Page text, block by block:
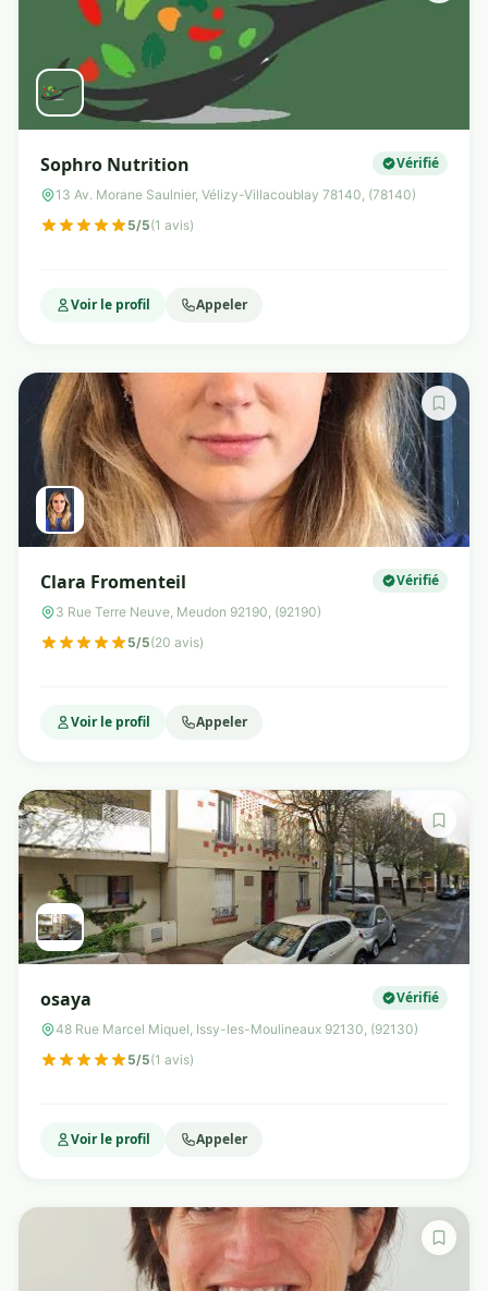
Sophro Nutrition Vérifié
13 Av. Morane Saulnier, Vélizy-Villacoublay 78140, (78140)
5/5(1 avis)
Voir le profil Appeler
Clara Fromenteil Vérifié
3 Rue Terre Neuve, Meudon 92190, (92190)
5/5(20 avis)
Voir le profil Appeler
osaya Vérifié
48 Rue Marcel Miquel, Issy-les-Moulineaux 92130, (92130)
5/5(1 avis)
Voir le profil Appeler